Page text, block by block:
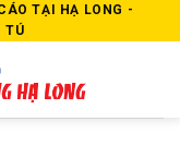
TẠI HẠ LONG -
TÚ